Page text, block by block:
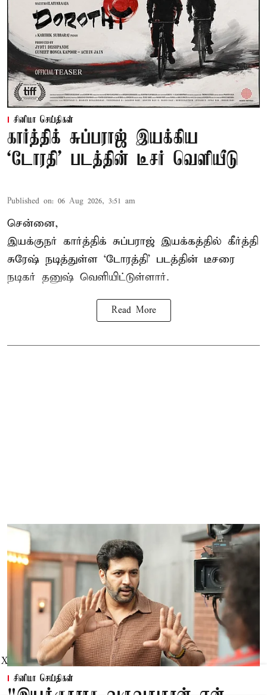
சினிமா செய்திகள்
கார்த்திக் சுப்பராஜ் இயக்கிய
`டோரதி' படத்தின் டீசர் வெளியீடு
Published on: 06 Aug 2026, 3:51 am
சென்னை,
இயக்குநர் கார்த்திக் சுப்பராஜ் இயக்கத்தில் கீர்த்தி
சுரேஷ் நடித்துள்ள `டோரத்தி' படத்தின் டீசரை
நடிகர் தனுஷ் வெளியிட்டுள்ளார்.
Read More
சினிமா செய்திகள்
X